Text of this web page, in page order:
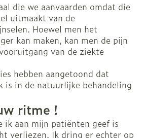
die we aanvaarden omdat die
uitmaakt van de
Hoewel men het
kan maken, kan men de pijn
van de ziekte
hebben aangetoond dat
is in de natuurlijke behandeling
ritme !
ik aan mijn patiënten geef is
verliezen. Ik dring er echter op